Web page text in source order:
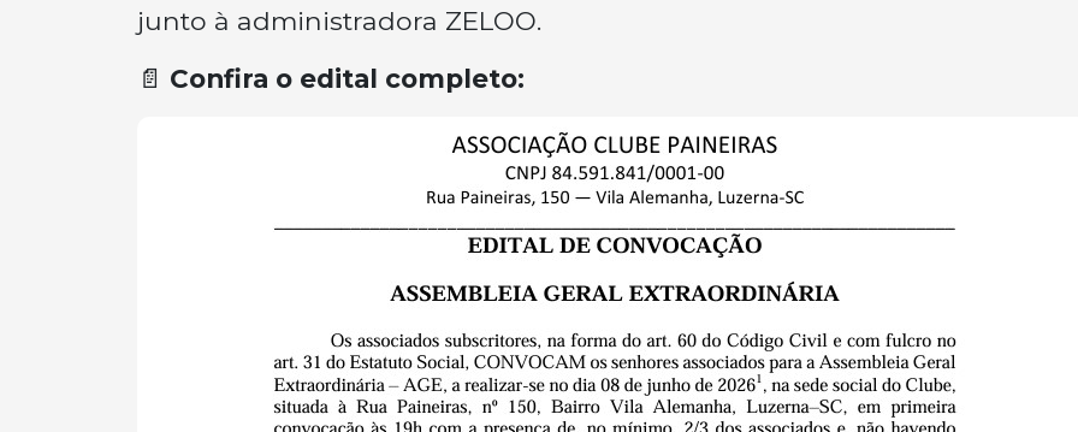
junto à administradora ZELOO.
📄 Confira o edital completo: